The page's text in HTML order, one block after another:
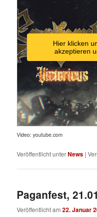
Hier klicken
akzeptieren
Video: youtube.com
Veröffentlicht unterNews |
Paganfest,
Veröffentlicht am22. Januar